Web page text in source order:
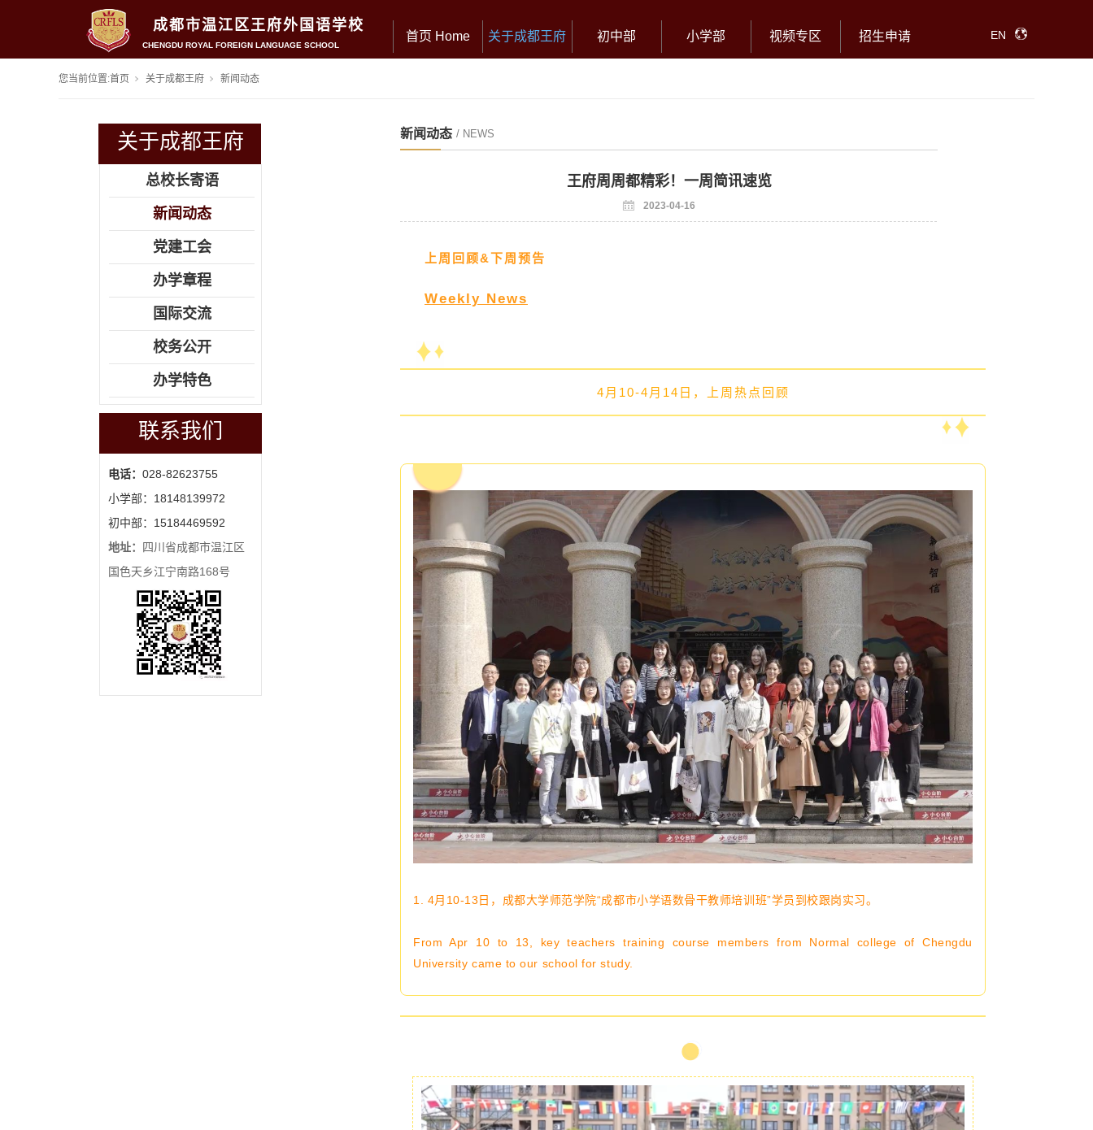
成都市温江区王府外国语学校
CHENGDU ROYAL FOREIGN LANGUAGE SCHOOL
首页 Home 关于成都王府 初中部 小学部 视频专区 招生申请 EN
您当前位置:首页 关于成都王府 新闻动态
关于成都王府
总校长寄语
新闻动态
党建工会
办学章程
国际交流
校务公开
办学特色
联系我们
电话： 028-82623755
小学部：18148139972
初中部：15184469592
地址：
四川省成都市温江区
国色天乡江宁南路168号
新闻动态 / NEWS
王府周周都精彩！一周简讯速览
2023-04-16
上周回顾&下周预告
Weekly News
4月10-4月14日，上周热点回顾
1. 4月10-13日，成都大学师范学院“成都市小学语数骨干教师培训班”学员到校跟岗实习。
From Apr 10 to 13, key teachers training course members from Normal college of Chengdu
University came to our school for study.